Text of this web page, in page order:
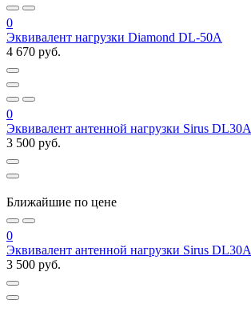
0
Эквивалент нагрузки Diamond DL-50A
4 670 руб.
0
Эквивалент антенной нагрузки Sirus DL30A
3 500 руб.
Ближайшие по цене
0
Эквивалент антенной нагрузки Sirus DL30A
3 500 руб.